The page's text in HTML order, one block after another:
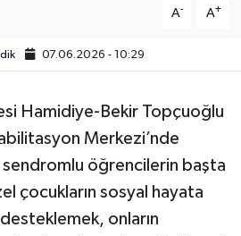
A- A+
07.06.2026 - 10:29
Hamidiye-Bekir Topçuoğlu
Merkezi’nde
öğrencilerin başta
çocukların sosyal hayata
desteklemek, onların